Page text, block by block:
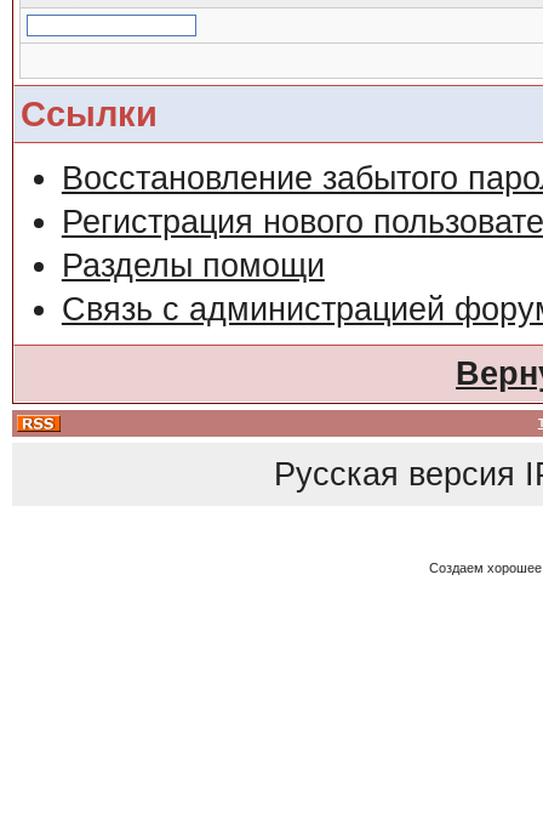
Ссылки
Восстановление забытого
Регистрация нового
Разделы помощи
Связь с администрацией
Русская версия
Создаем